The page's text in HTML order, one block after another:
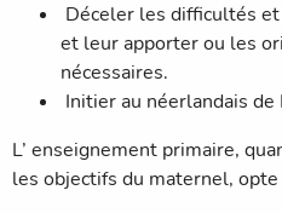
Déceler les difficultés
et leur apporter ou les
nécessaires.
Initier au néerlandais de
L’ enseignement primaire,
les objectifs du maternel, opte